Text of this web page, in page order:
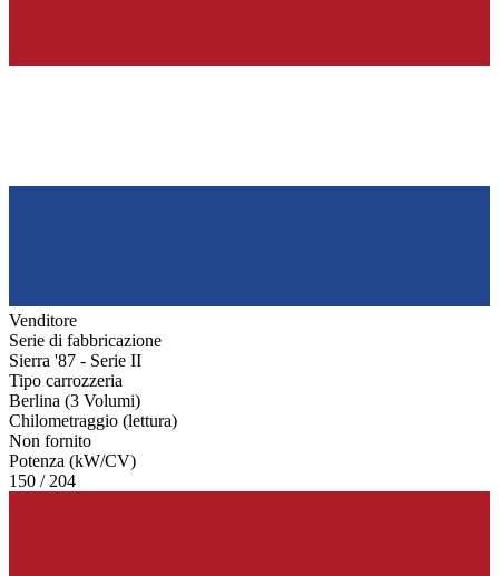
Venditore
Serie di fabbricazione
Sierra '87 - Serie II
Tipo carrozzeria
Berlina (3 Volumi)
Chilometraggio (lettura)
Non fornito
Potenza (kW/CV)
150 / 204